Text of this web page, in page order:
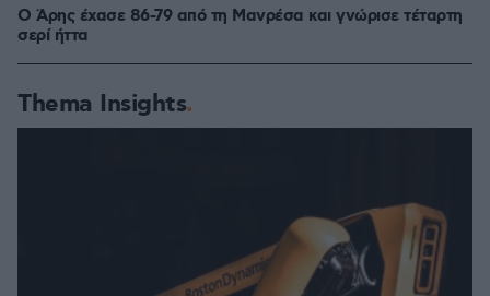
Ο Άρης έχασε 86-79 από τη Μανρέσα και γνώρισε τέταρτη
σερί ήττα
Thema Insights